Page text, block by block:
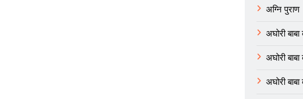
अग्नि पुराण
अघोरी बाबा
अघोरी
अघोरी